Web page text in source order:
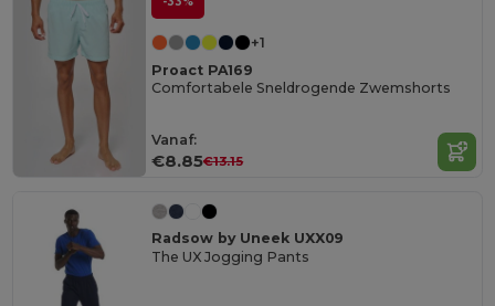
+1
Proact PA169
Comfortabele Sneldrogende Zwemshorts
Vanaf:
€8.85€13.15
Radsow by Uneek UXX09
The UX Jogging Pants